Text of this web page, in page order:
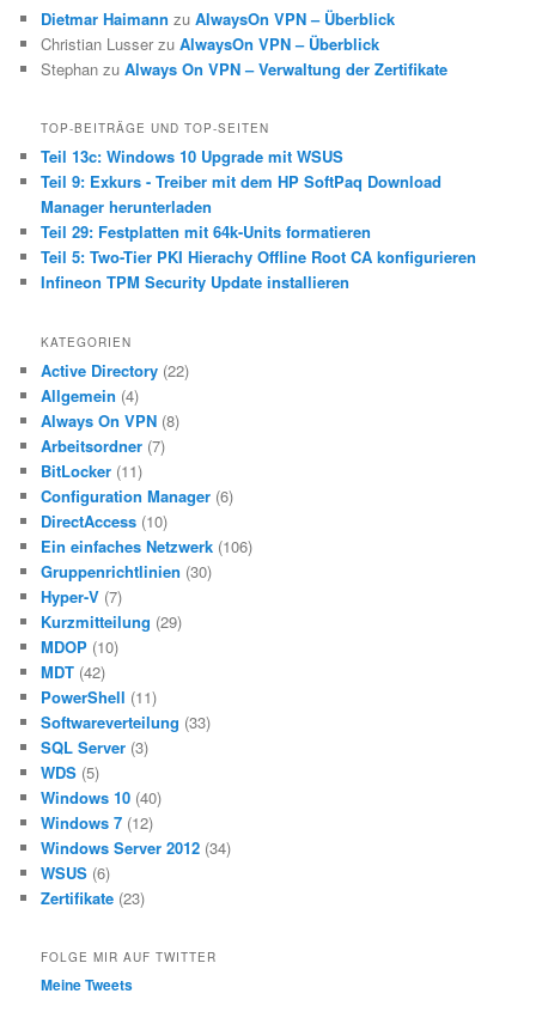
Dietmar Haimann zuAlwaysOn VPN – Überblick
Christian Lusser zuAlwaysOn VPN – Überblick
Stephan zuAlways On VPN – Verwaltung der Zertifikate
TOP-BEITRÄGE UND TOP-SEITEN
Teil 13c: Windows 10 Upgrade mit WSUS
Teil 9: Exkurs - Treiber mit dem HP SoftPaq Download
Manager herunterladen
Teil 29: Festplatten mit 64k-Units formatieren
Teil 5: Two-Tier PKI Hierachy Offline Root CA konfigurieren
Infineon TPM Security Update installieren
KATEGORIEN
Active Directory (22)
Allgemein (4)
Always On VPN (8)
Arbeitsordner (7)
BitLocker (11)
Configuration Manager (6)
DirectAccess (10)
Ein einfaches Netzwerk (106)
Gruppenrichtlinien (30)
Hyper-V (7)
Kurzmitteilung (29)
MDOP (10)
MDT (42)
PowerShell (11)
Softwareverteilung (33)
SQL Server (3)
WDS (5)
Windows 10 (40)
Windows 7 (12)
Windows Server 2012 (34)
WSUS (6)
Zertifikate (23)
FOLGE MIR AUF TWITTER
Meine Tweets